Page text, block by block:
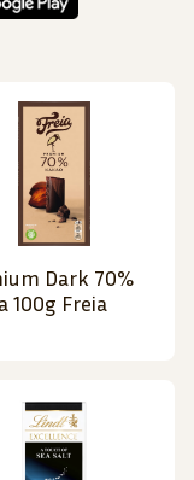
Dark 70%
100g Freia